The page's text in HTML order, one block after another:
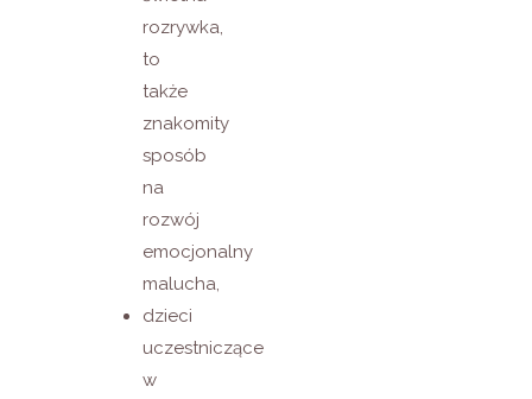
rozrywka,
to
także
znakomity
sposób
na
rozwój
emocjonalny
malucha,
dzieci
uczestniczące
w